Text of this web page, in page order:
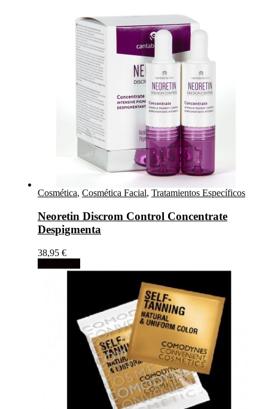
Cosmética, Cosmética Facial, Tratamientos Específicos
Neoretin Discrom Control Concentrate
Despigmenta
38,95 €